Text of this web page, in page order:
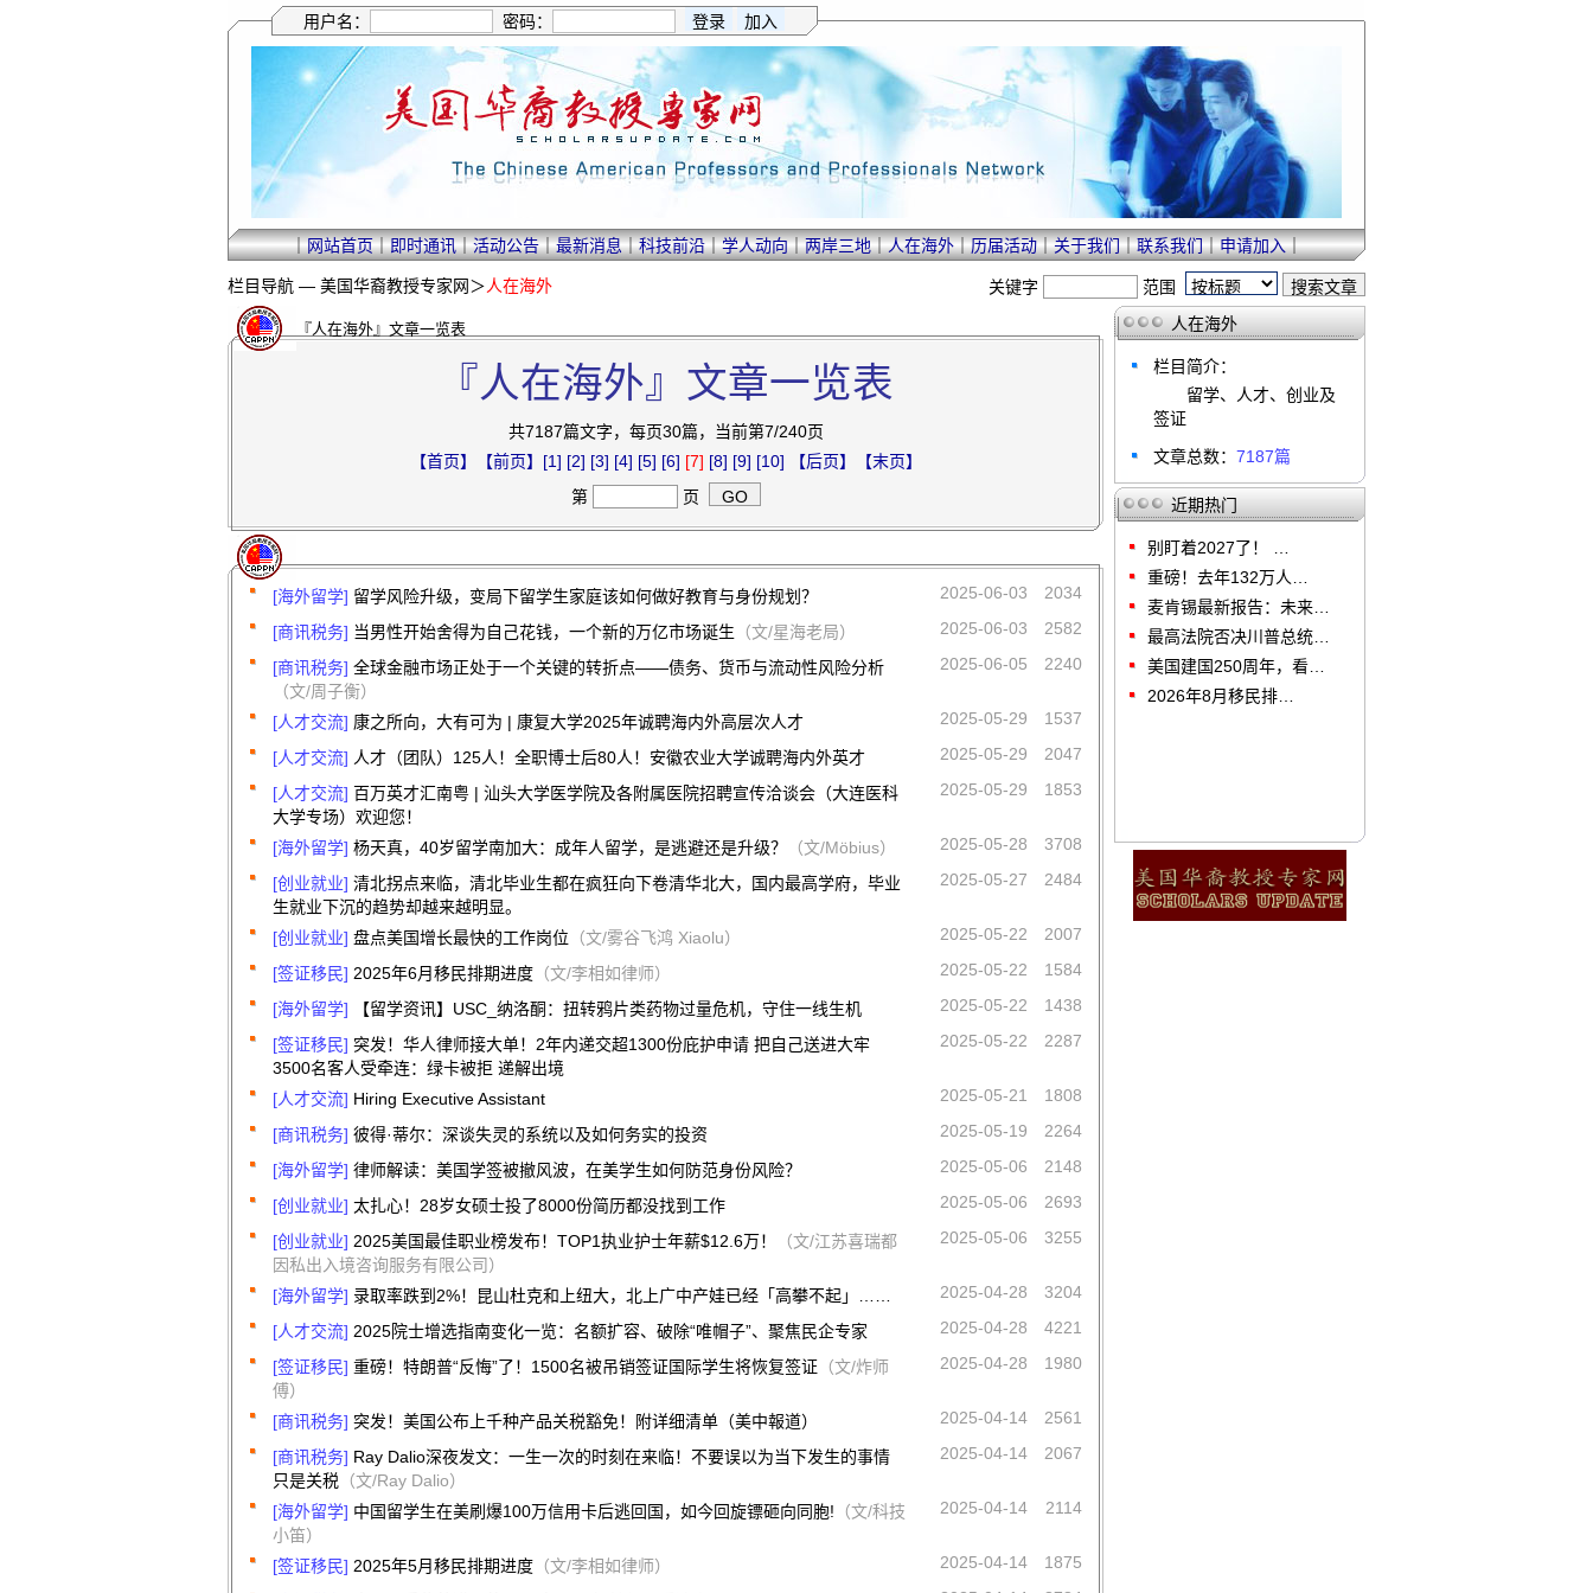
用户名： 密码：
｜网站首页｜即时通讯｜活动公告｜最新消息｜科技前沿｜学人动向｜两岸三地｜人在海外｜历届活动｜关于我们｜联系我们｜申请加入｜
栏目导航 — 美国华裔教授专家网＞人在海外 关键字 范围
『人在海外』文章一览表
『人在海外』文章一览表
共7187篇文字，每页30篇，当前第7/240页
【首页】
【前页】 [1] [2] [3] [4] [5] [6] [7] [8] [9] [10] 【后页】
【末页】
第
页
[海外留学] 留学风险升级，变局下留学生家庭该如何做好教育与身份规划？ 2025-06-03 2034
[商讯税务] 当男性开始舍得为自己花钱，一个新的万亿市场诞生 （文/星海老局） 2025-06-03 2582
[商讯税务] 全球金融市场正处于一个关键的转折点——债务、货币与流动性风险分析
（文/周子衡）
2025-06-05 2240
[人才交流] 康之所向，大有可为 | 康复大学2025年诚聘海内外高层次人才 2025-05-29 1537
[人才交流] 人才（团队）125人！全职博士后80人！安徽农业大学诚聘海内外英才 2025-05-29 2047
[人才交流] 百万英才汇南粤 | 汕头大学医学院及各附属医院招聘宣传洽谈会（大连医科
大学专场）欢迎您！
2025-05-29 1853
[海外留学] 杨天真，40岁留学南加大：成年人留学，是逃避还是升级？ （文/Möbius） 2025-05-28 3708
[创业就业] 清北拐点来临，清北毕业⽣都在疯狂向下卷清华北⼤，国内最⾼学府，毕业
⽣就业下沉的趋势却越来越明显。
2025-05-27 2484
[创业就业] 盘点美国增长最快的工作岗位 （文/雾谷飞鸿 Xiaolu） 2025-05-22 2007
[签证移民] 2025年6月移民排期进度 （文/李相如律师） 2025-05-22 1584
[海外留学] 【留学资讯】USC_纳洛酮：扭转鸦片类药物过量危机，守住一线生机 2025-05-22 1438
[签证移民] 突发！华人律师接大单！2年内递交超1300份庇护申请 把自己送进大牢
3500名客人受牵连：绿卡被拒 递解出境
2025-05-22 2287
[人才交流] Hiring Executive Assistant 2025-05-21 1808
[商讯税务] 彼得·蒂尔：深谈失灵的系统以及如何务实的投资 2025-05-19 2264
[海外留学] 律师解读：美国学签被撤风波，在美学生如何防范身份风险？ 2025-05-06 2148
[创业就业] 太扎心！28岁女硕士投了8000份简历都没找到工作 2025-05-06 2693
[创业就业] 2025美国最佳职业榜发布！TOP1执业护士年薪$12.6万！
（文/江苏喜瑞都
因私出入境咨询服务有限公司）
2025-05-06 3255
[海外留学] 录取率跌到2%！昆山杜克和上纽大，北上广中产娃已经「高攀不起」…… 2025-04-28 3204
[人才交流] 2025院士增选指南变化一览：名额扩容、破除“唯帽子”、聚焦民企专家 2025-04-28 4221
[签证移民] 重磅！特朗普“反悔”了！1500名被吊销签证国际学生将恢复签证 （文/炸师
傅）
2025-04-28 1980
[商讯税务] 突发！美国公布上千种产品关税豁免！附详细清单（美中報道） 2025-04-14 2561
[商讯税务] Ray Dalio深夜发文：一生一次的时刻在来临！不要误以为当下发生的事情
只是关税 （文/Ray Dalio）
2025-04-14 2067
[海外留学] 中国留学生在美刷爆100万信用卡后逃回国，如今回旋镖砸向同胞! （文/科技
小笛）
2025-04-14 2114
[签证移民] 2025年5月移民排期进度 （文/李相如律师） 2025-04-14 1875
人在海外
栏目简介：
留学、人才、创业及
签证
文章总数： 7187篇
近期热门
别盯着2027了！ …
重磅！去年132万人…
麦肯锡最新报告：未来…
最高法院否决川普总统…
美国建国250周年，看…
2026年8月移民排…